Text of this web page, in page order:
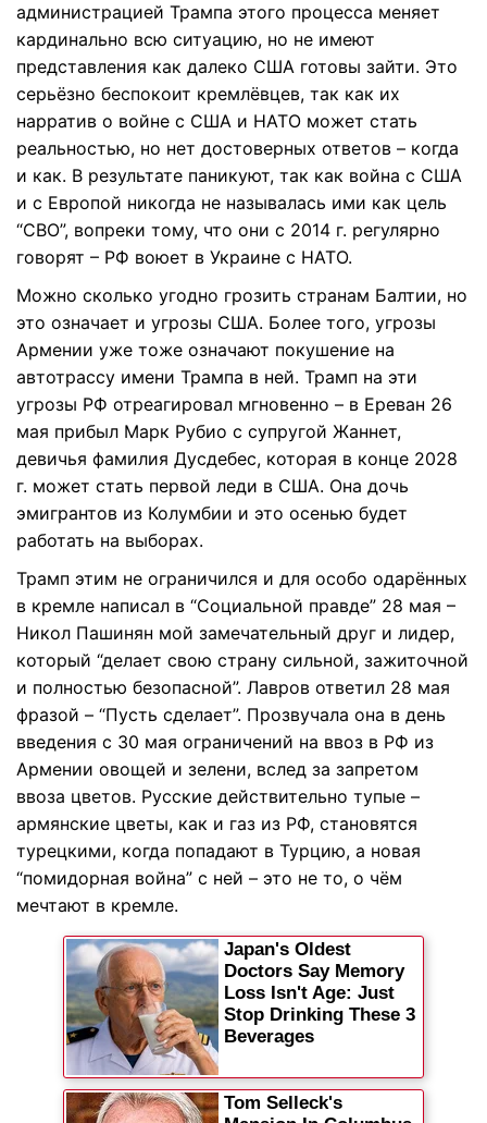
администрацией Трампа этого процесса меняет
кардинально всю ситуацию, но не имеют
представления как далеко США готовы зайти. Это
серьёзно беспокоит кремлёвцев, так как их
нарратив о войне с США и НАТО может стать
реальностью, но нет достоверных ответов – когда
и как. В результате паникуют, так как война с США
и с Европой никогда не называлась ими как цель
“СВО”, вопреки тому, что они с 2014 г. регулярно
говорят – РФ воюет в Украине с НАТО.
Можно сколько угодно грозить странам Балтии, но
это означает и угрозы США. Более того, угрозы
Армении уже тоже означают покушение на
автотрассу имени Трампа в ней. Трамп на эти
угрозы РФ отреагировал мгновенно – в Ереван 26
мая прибыл Марк Рубио с супругой Жаннет,
девичья фамилия Дусдебес, которая в конце 2028
г. может стать первой леди в США. Она дочь
эмигрантов из Колумбии и это осенью будет
работать на выборах.
Трамп этим не ограничился и для особо одарённых
в кремле написал в “Социальной правде” 28 мая –
Никол Пашинян мой замечательный друг и лидер,
который “делает свою страну сильной, зажиточной
и полностью безопасной”. Лавров ответил 28 мая
фразой – “Пусть сделает”. Прозвучала она в день
введения с 30 мая ограничений на ввоз в РФ из
Армении овощей и зелени, вслед за запретом
ввоза цветов. Русские действительно тупые –
армянские цветы, как и газ из РФ, становятся
турецкими, когда попадают в Турцию, а новая
“помидорная война” с ней – это не то, о чём
мечтают в кремле.